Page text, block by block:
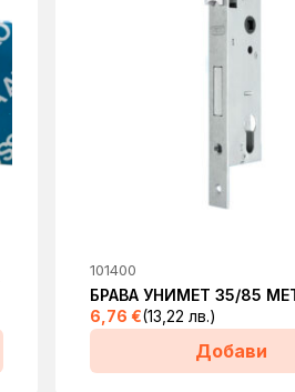
101400
БРАВА УНИМЕТ 35/85
6,76 €(13,22 лв.)
Добави